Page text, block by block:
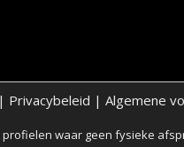
| Privacybeleid | Algemene
waar geen fysieke